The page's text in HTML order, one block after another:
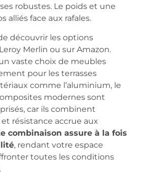
robustes. Le poids et une
alliés face aux rafales.
découvrir les options
Merlin ou sur Amazon.
vaste choix de meubles
pour les terrasses
comme l’aluminium, le
modernes sont
car ils combinent
résistance accrue aux
combinaison assure à la fois
, rendant votre espace
toutes les conditions